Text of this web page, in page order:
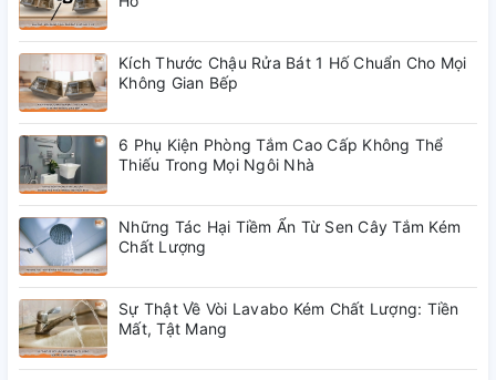
_ Van hai đầu trong bồn cầu không chỉ mang lại sự
tiết kiệm nước và tiện lợi mà còn đảm bảo hiệu suất
xả mạnh mẽ và tính vệ sinh.
Kích Thước Chậu Rửa Bát 1 Hố Chuẩn Cho Mọi
Không Gian Bếp
6 Phụ Kiện Phòng Tắm Cao Cấp Không Thể
Thiếu Trong Mọi Ngôi Nhà
Những Tác Hại Tiềm Ẩn Từ Sen Cây Tắm Kém
Chất Lượng
Sự Thật Về Vòi Lavabo Kém Chất Lượng: Tiền
Mất, Tật Mang